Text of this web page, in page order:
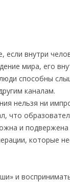
внутри
мира, его
способны
каналам.
нельзя ни
что
и
которые
и